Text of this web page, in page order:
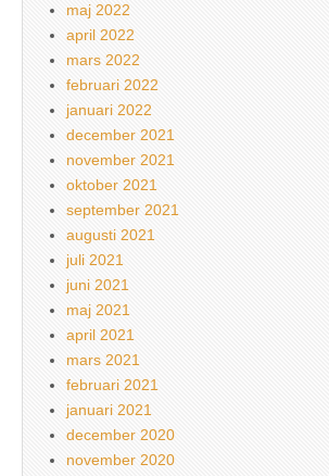
maj 2022
april 2022
mars 2022
februari 2022
januari 2022
december 2021
november 2021
oktober 2021
september 2021
augusti 2021
juli 2021
juni 2021
maj 2021
april 2021
mars 2021
februari 2021
januari 2021
december 2020
november 2020